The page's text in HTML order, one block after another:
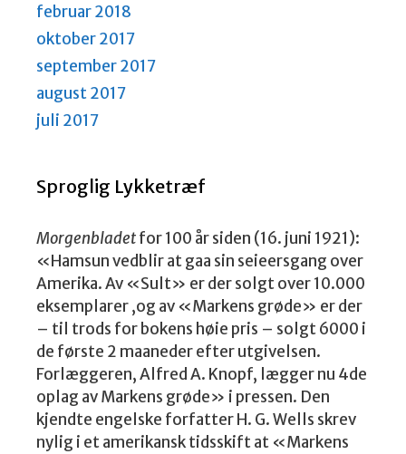
februar 2018
oktober 2017
september 2017
august 2017
juli 2017
Sproglig Lykketræf
Morgenbladetfor 100 år siden (16. juni 1921):
«Hamsun vedblir at gaa sin seieersgang over
Amerika. Av «Sult» er der solgt over 10.000
eksemplarer ,og av «Markens grøde» er der
– til trods for bokens høie pris – solgt 6000 i
de første 2 maaneder efter utgivelsen.
Forlæggeren, Alfred A. Knopf, lægger nu 4de
oplag av Markens grøde» i pressen. Den
kjendte engelske forfatter H. G. Wells skrev
nylig i et amerikansk tidsskift at «Markens